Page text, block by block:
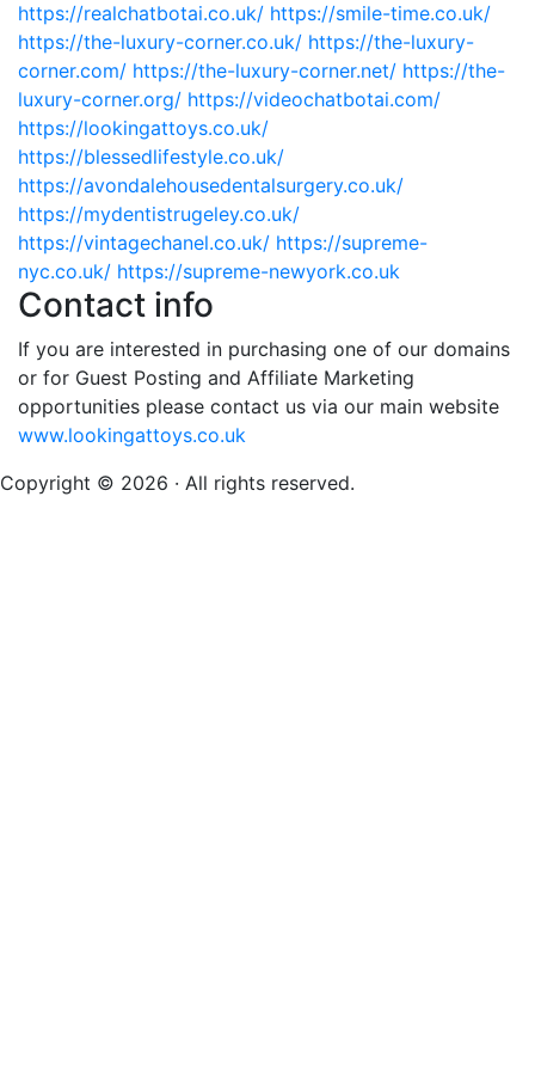
https://realchatbotai.co.uk/ https://smile-time.co.uk/
https://the-luxury-corner.co.uk/ https://the-luxury-
corner.com/ https://the-luxury-corner.net/ https://the-
luxury-corner.org/ https://videochatbotai.com/
https://lookingattoys.co.uk/
https://blessedlifestyle.co.uk/
https://avondalehousedentalsurgery.co.uk/
https://mydentistrugeley.co.uk/
https://vintagechanel.co.uk/ https://supreme-
nyc.co.uk/ https://supreme-newyork.co.uk
Contact info
If you are interested in purchasing one of our domains
or for Guest Posting and Affiliate Marketing
opportunities please contact us via our main website
www.lookingattoys.co.uk
Copyright © 2026 · All rights reserved.